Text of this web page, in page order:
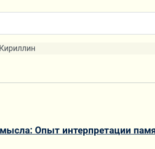
Опыт интерпретации